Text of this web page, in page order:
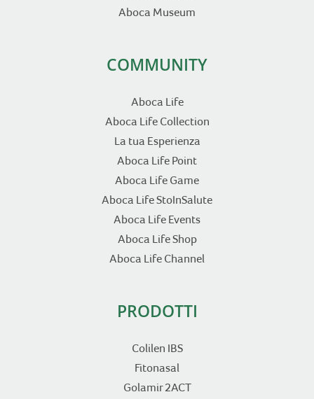
Aboca Museum
COMMUNITY
Aboca Life
Aboca Life Collection
La tua Esperienza
Aboca Life Point
Aboca Life Game
Aboca Life StoInSalute
Aboca Life Events
Aboca Life Shop
Aboca Life Channel
PRODOTTI
Colilen IBS
Fitonasal
Golamir 2ACT